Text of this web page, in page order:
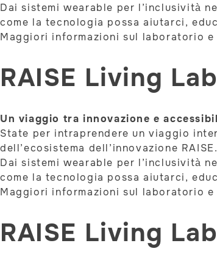
Dai sistemi wearable per l’inclusività
come la tecnologia possa aiutarci,
Maggiori informazioni sul laboratorio
RAISE Living Lab
Un viaggio tra innovazione e
State per intraprendere un viaggio
dell’ecosistema dell’innovazione RAISE.
Dai sistemi wearable per l’inclusività
come la tecnologia possa aiutarci,
Maggiori informazioni sul laboratorio
RAISE Living Lab